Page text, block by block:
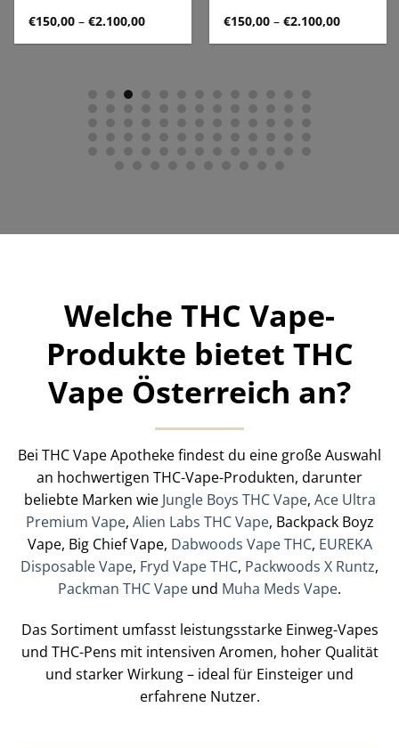
€150,00 – €2.100,00Preisspanne:
bis
€150,00 – €2.100,00
bis
Welche THC Vape-
Produkte bietet THC
Vape Österreich an?
Bei THC Vape Apotheke findest du eine große Auswahl
an hochwertigen THC-Vape-Produkten, darunter
beliebte Marken wie Jungle Boys THC Vape, Ace Ultra
Premium Vape, Alien Labs THC Vape, Backpack Boyz
Vape, Big Chief Vape, Dabwoods Vape THC, EUREKA
Disposable Vape, Fryd Vape THC, Packwoods X Runtz,
Packman THC Vape und Muha Meds Vape.
Das Sortiment umfasst leistungsstarke Einweg-Vapes
und THC-Pens mit intensiven Aromen, hoher Qualität
und starker Wirkung – ideal für Einsteiger und
erfahrene Nutzer.